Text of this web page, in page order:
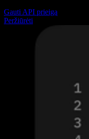
Gauti API prieigą
Peržiūrėti